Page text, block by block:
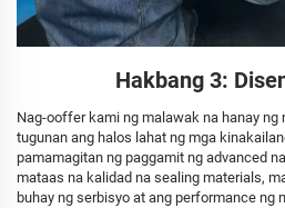
Hakbang 3:
Nag-ooffer kami ng malawak na hanay ng
tugunan ang halos lahat ng mga
pamamagitan ng paggamit ng advanced
mataas na kalidad na sealing materials,
buhay ng serbisyo at ang performance ng